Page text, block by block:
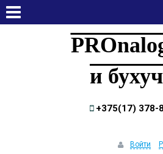
и
+375(17) 378-
Войти